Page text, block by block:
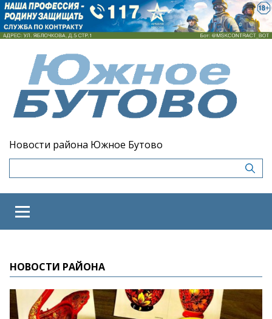
Новости района Южное Бутово
НОВОСТИ РАЙОНА